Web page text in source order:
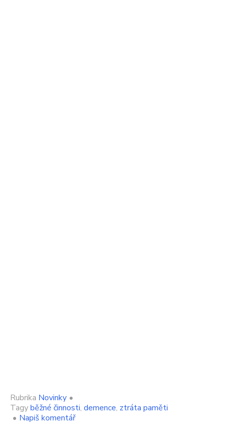
Rubrika Novinky •
Tagyběžné činnosti, demence, ztráta paměti
• Napiš komentářon